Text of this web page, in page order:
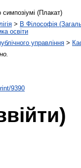
симпозіумі (Плакат)
> B Філософія
освіти
управління >
9390